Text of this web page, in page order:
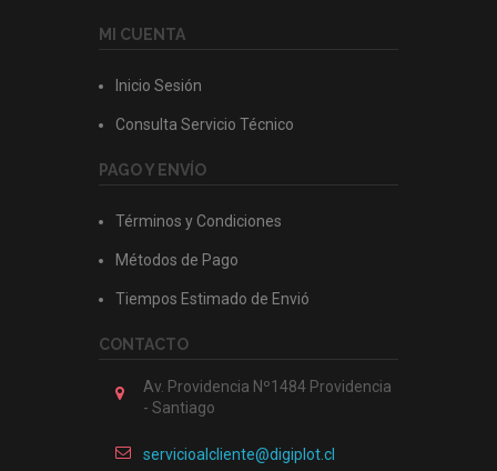
MI CUENTA
Inicio Sesión
Consulta Servicio Técnico
PAGO Y ENVÍO
Términos y Condiciones
Métodos de Pago
Tiempos Estimado de Envió
CONTACTO
Av. Providencia Nº1484 Providencia
- Santiago
servicioalcliente@digiplot.cl